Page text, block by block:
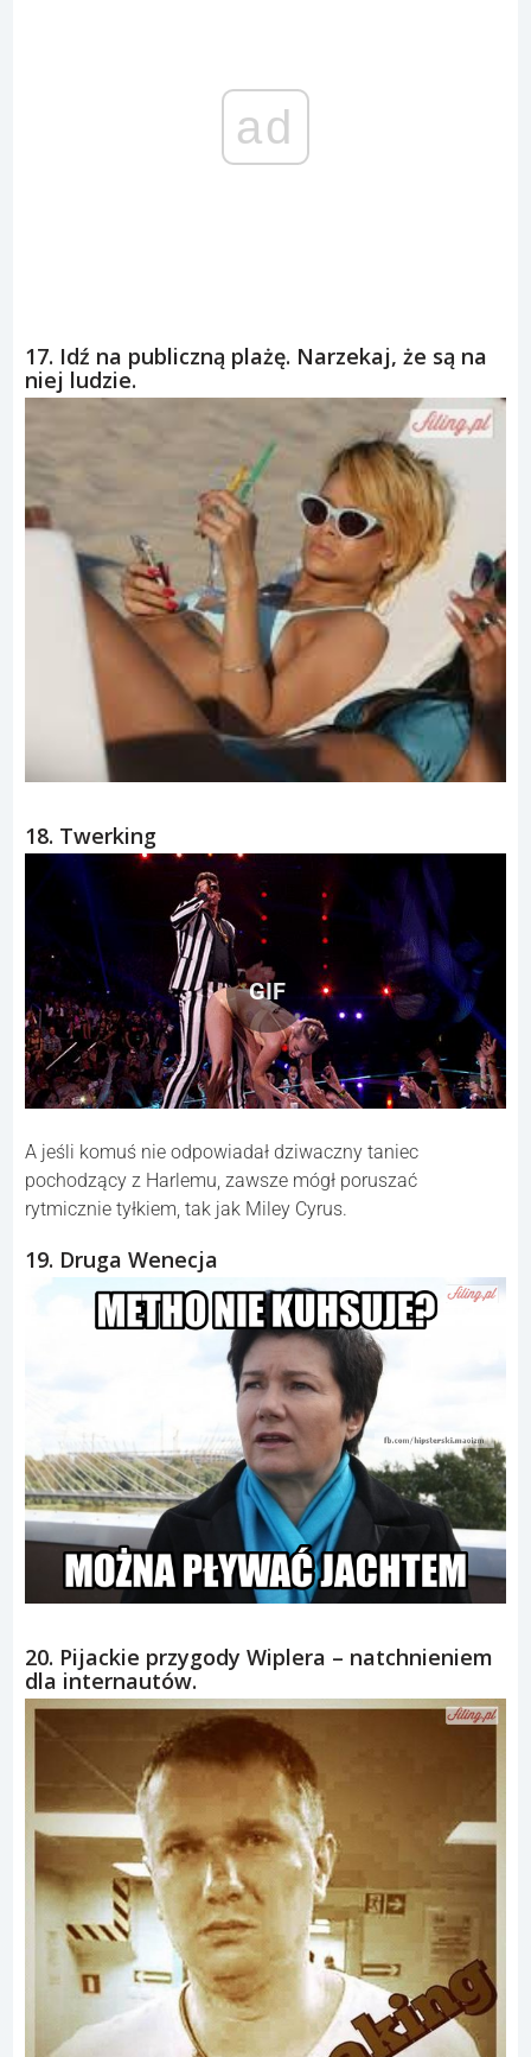
ad
17. Idź na publiczną plażę. Narzekaj, że są na
niej ludzie.
18. Twerking
GIF
A jeśli komuś nie odpowiadał dziwaczny taniec
pochodzący z Harlemu, zawsze mógł poruszać
rytmicznie tyłkiem, tak jak Miley Cyrus.
19. Druga Wenecja
20. Pijackie przygody Wiplera – natchnieniem
dla internautów.